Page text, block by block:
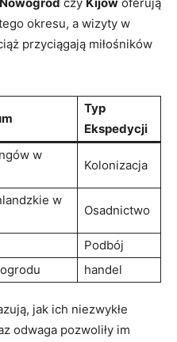
Nowogród czy Kijów oferują
okresu, a wizyty w
przyciągają miłośników
Typ
Ekspedycji
w
Kolonizacja
w
Osadnictwo
Podbój
handel
jak ich niezwykłe
odwaga pozwoliły im